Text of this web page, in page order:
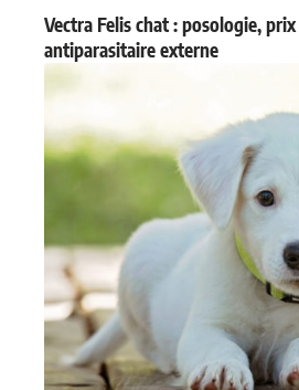
Vectra Felis chat : posologie,
antiparasitaire externe